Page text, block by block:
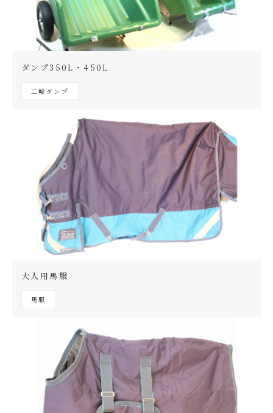
ダンプ350L・450L
二輪ダンプ
大人用馬服
馬服